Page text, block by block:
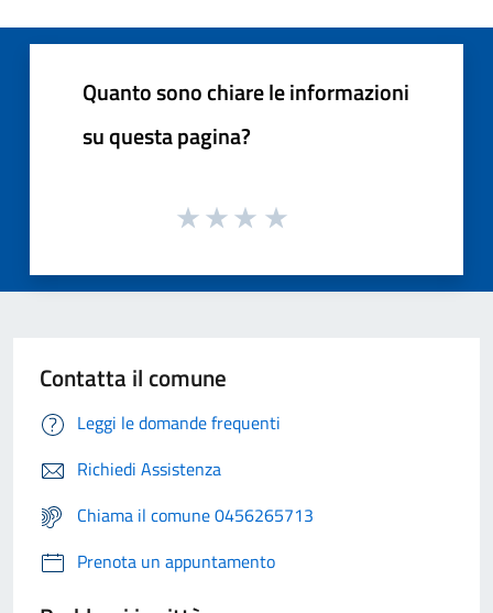
Quanto sono chiare le informazioni
su questa pagina?
Contatta il comune
Leggi le domande frequenti
Richiedi Assistenza
Chiama il comune 0456265713
Prenota un appuntamento